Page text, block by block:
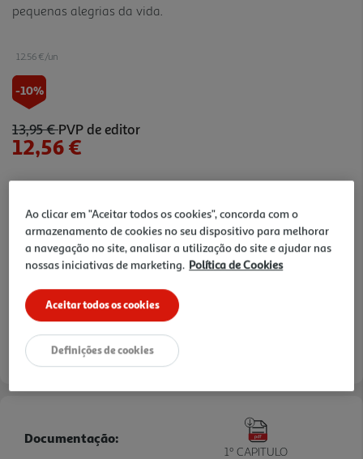
pequenas alegrias da vida.
12.56 €/un
-10%
13,95 €PVP de editor
12,56 €
Documentação:
1º CAPITULO
Ao clicar em "Aceitar todos os cookies", concorda com o
armazenamento de cookies no seu dispositivo para melhorar
a navegação no site, analisar a utilização do site e ajudar nas
nossas iniciativas de marketing. Política de Cookies
Aceitar todos os cookies
Definições de cookies